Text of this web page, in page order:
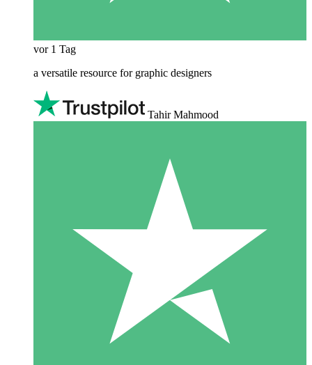
vor 1 Tag
a versatile resource for graphic designers
Tahir Mahmood